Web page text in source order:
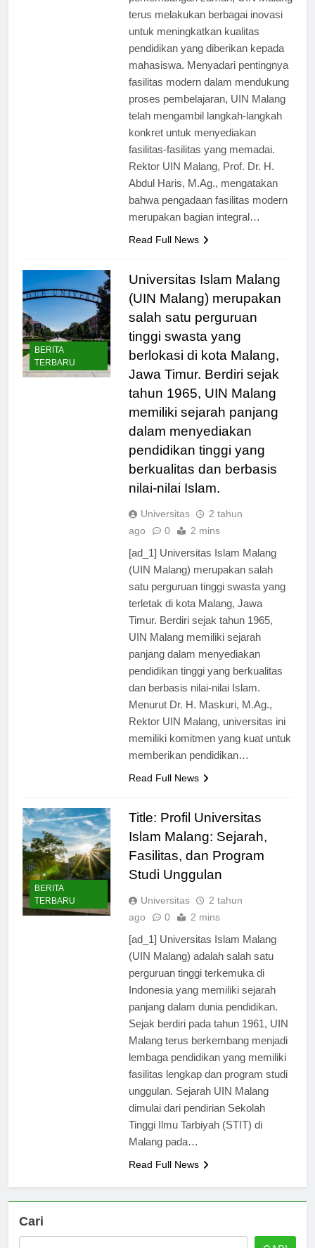
perkembangan zaman, UIN Malang
terus melakukan berbagai inovasi
untuk meningkatkan kualitas
pendidikan yang diberikan kepada
mahasiswa. Menyadari pentingnya
fasilitas modern dalam mendukung
proses pembelajaran, UIN Malang
telah mengambil langkah-langkah
konkret untuk menyediakan
fasilitas-fasilitas yang memadai.
Rektor UIN Malang, Prof. Dr. H.
Abdul Haris, M.Ag., mengatakan
bahwa pengadaan fasilitas modern
BERITA
TERBARU
Universitas Islam Malang
(UIN Malang) merupakan
salah satu perguruan
tinggi swasta yang
berlokasi di kota Malang,
Jawa Timur. Berdiri sejak
tahun 1965, UIN Malang
memiliki sejarah panjang
dalam menyediakan
pendidikan tinggi yang
berkualitas dan berbasis
Universitas
2 tahun
[ad_1] Universitas Islam Malang
(UIN Malang) merupakan salah
satu perguruan tinggi swasta yang
terletak di kota Malang, Jawa
Timur. Berdiri sejak tahun 1965,
UIN Malang memiliki sejarah
panjang dalam menyediakan
pendidikan tinggi yang berkualitas
dan berbasis nilai-nilai Islam.
Menurut Dr. H. Maskuri, M.Ag.,
Rektor UIN Malang, universitas ini
memiliki komitmen yang kuat untuk
BERITA
TERBARU
Title: Profil Universitas
Islam Malang: Sejarah,
Fasilitas, dan Program
Studi Unggulan
Universitas
2 tahun
[ad_1] Universitas Islam Malang
(UIN Malang) adalah salah satu
perguruan tinggi terkemuka di
Indonesia yang memiliki sejarah
panjang dalam dunia pendidikan.
Sejak berdiri pada tahun 1961, UIN
Malang terus berkembang menjadi
lembaga pendidikan yang memiliki
fasilitas lengkap dan program studi
unggulan. Sejarah UIN Malang
dimulai dari pendirian Sekolah
Tinggi Ilmu Tarbiyah (STIT) di
Cari